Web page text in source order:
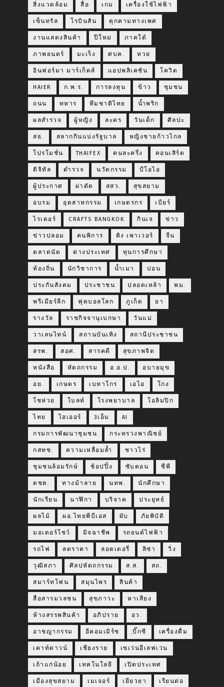
สิ่งแวดล้อม สื่อ เกม เครื่องใช้ไฟฟ้า
เซ็นทรัล โรบินสัน คุกคามทางเพศ
งานแสดงสินค้า ปีใหม่ ภาคใต้
ภาพยนตร์ มะเร็ง ศบค. หวย
อินฟอร์มา มาร์เก็ตส์ แอปพลิเคชัน โควิด
HAIER ก.พ.ร. การลงทุน ข้าว ชุมชน
ถนน ทหาร ทีมชาติไทย น้ำพริก
ผลสำรวจ ผู้หญิง ละคร วันเด็ก ศิลปะ
สธ. สลากกินแบ่งรัฐบาล หญิงชายก้าวไกล
โปรโมชั่น THAIFEX คนละครึ่ง คอนเสิร์ต
ดิจิทัล ตำรวจ นวัตกรรม บีโอไอ
ผู้ประกาศ ผ่าตัด สสว. สุขสยาม
อบรม อุตสาหกรรม เกษตรกร เบียร์
ไรเดอร์ CRAFTS BANGKOK กินเจ ข่าว
ข่าวปลอม คนพิการ คิง เพาเวอร์ จีน
ตลาดนัด ต่างประเทศ ทุนการศึกษา
ท้องถิ่น นักวิชาการ น้ำเมา บ่อน
ประกันสังคม ประชาชน ปลอดเหล้า พม.
พรีเมียร์ลีก ฟุตบอลโลก ภูเก็ต ยา
รางวัล ราชกิจจานุเบกษา วันแม่
วาเลนไทน์ สถานบันเทิง สถานีประชาชน
สรพ. สอศ. สารคดี สุขภาพจิต
หนังสือ หัตถกรรม อ.อ.ป. อบายมุข
อย. เกษตร เบทาโกร เอไอ โกง
โชห่วย โบลท์ โรงพยาบาล โอลิมปิก
ไทย ไฮเออร์ 3เอ็ม AI
กรมการพัฒนาชุมชน กระทรวงพาณิชย์
กสทช. ความเหลื่อมล้ำ ชาวไร่
ชุมชนล้อมรักษ์ ช้อปปิ้ง ซับคอน ซีพี
ตชด. ทางม้าลาย นทพ. นักศึกษา
นักเรียน นาฬิกา บริจาค ประยุทธ์
ผลไม้ ผอ.ไทยพีบีเอส ผับ ภัยพิบัติ
มอเตอร์โชว์ มิจฉาชีพ รถยนต์ไฟฟ้า
รถไฟ ลดราคา ลอตเตอรี่ ลิซ่า วิ่ง
วุฒิสภา ศิลปหัตถกรรม ส.ส. สถ.
สมาร์ทโฟน สมุนไพร สินค้า
สื่อสารมวลชน สุขภาวะ หาเสียง
ห้างสรรพสินค้า อภิปราย อว.
อาชญากรรม อีคอมเมิร์ซ ฺบิ๊กซี เครื่องดื่ม
เคาท์ดาวน์ เชียงราย เซเว่นอีเลฟเว่น
เถ้าแก่น้อย เทคโนโลยี เปิดประเทศ
เมืองสุขสยาม เมเจอร์ เยียวยา เรียนต่อ